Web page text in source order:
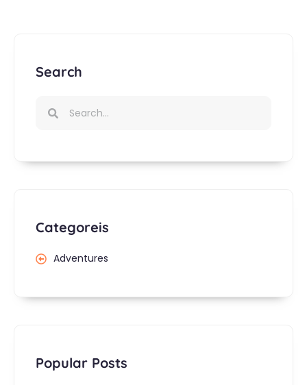
Search
Categoreis
Adventures
Popular Posts